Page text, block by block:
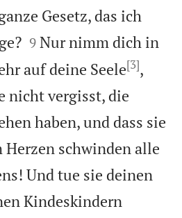
Gesetz, das ich

9 Nur nimm dich in
auf deine Seele[3],
nicht vergisst, die
haben, und dass sie
schwinden alle
Und tue sie deinen
Kindeskindern